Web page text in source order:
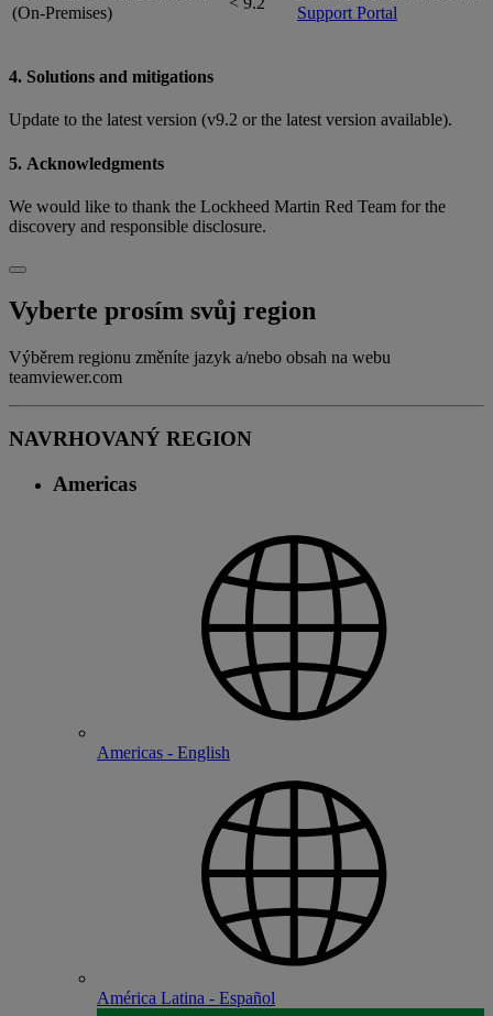
(On-Premises)
Support Portal
4. Solutions and mitigations
Update to the latest version (v9.2 or the latest version available).
5. Acknowledgments
We would like to thank the Lockheed Martin Red Team for the
discovery and responsible disclosure.
Vyberte prosím svůj region
Výběrem regionu změníte jazyk a/nebo obsah na webu
teamviewer.com
NAVRHOVANÝ REGION
Americas
Americas - English
América Latina - Español